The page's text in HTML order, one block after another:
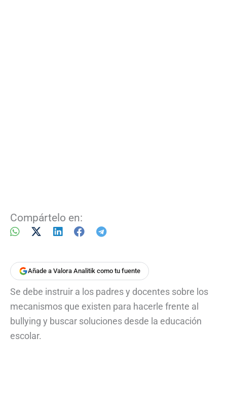
Compártelo en:
Añade a Valora Analitik como tu fuente
Se debe instruir a los padres y docentes sobre los
mecanismos que existen para hacerle frente al
bullying y buscar soluciones desde la educación
escolar.